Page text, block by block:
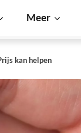
Meer
kan helpen